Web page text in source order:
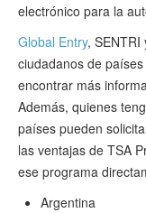
electrónico para la
Global Entry, SENTRI
ciudadanos de
encontrar más
Además, quienes
países pueden
las ventajas de TSA
ese programa
Argentina